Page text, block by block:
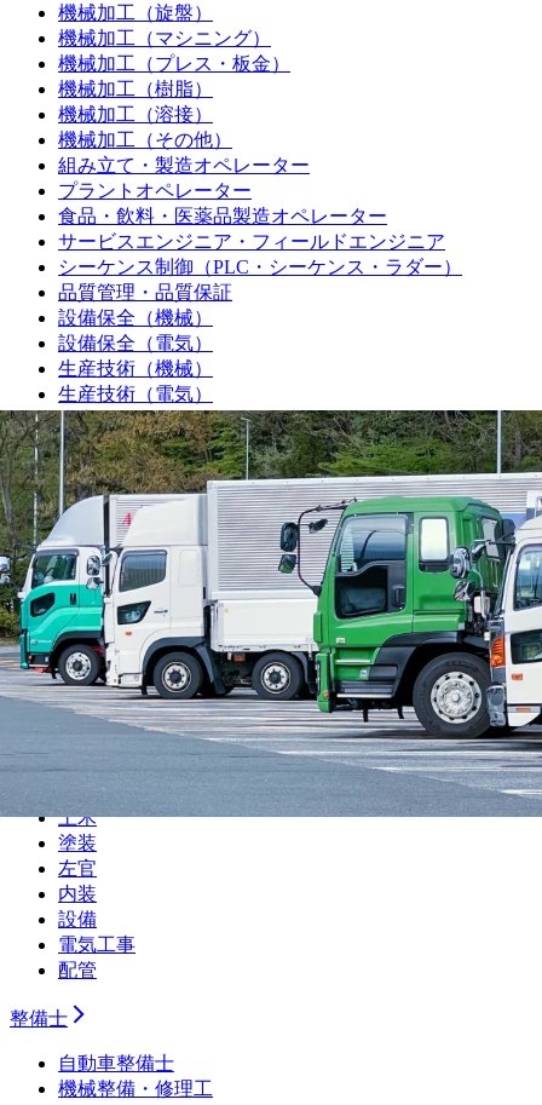
機械加工（旋盤）
機械加工（マシニング）
機械加工（プレス・板金）
機械加工（樹脂）
機械加工（溶接）
機械加工（その他）
組み立て・製造オペレーター
プラントオペレーター
食品・飲料・医薬品製造オペレーター
サービスエンジニア・フィールドエンジニア
シーケンス制御（PLC・シーケンス・ラダー）
品質管理・品質保証
設備保全（機械）
設備保全（電気）
生産技術（機械）
生産技術（電気）
生産管理・購買・工場長
回路設計
機械設計
光学設計
金型設計
CAE解析
ソフトウェア開発・組み込み
研究・開発・企画
テクニカルライター
職人
大工
建設
解体
土木
塗装
左官
内装
設備
電気工事
配管
整備士
自動車整備士
機械整備・修理工